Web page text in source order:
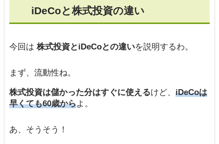
iDeCoと株式投資の違い
今回は 株式投資とiDeCoとの違いを説明するわ。
まず、流動性ね。
株式投資は儲かった分はすぐに使えるけど、 iDeCoは
早くても60歳からよ。
あ、そうそう！